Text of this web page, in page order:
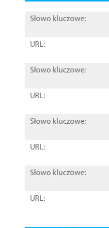
Słowo kluczowe:
URL:
Słowo kluczowe:
URL:
Słowo kluczowe:
URL:
Słowo kluczowe:
URL: